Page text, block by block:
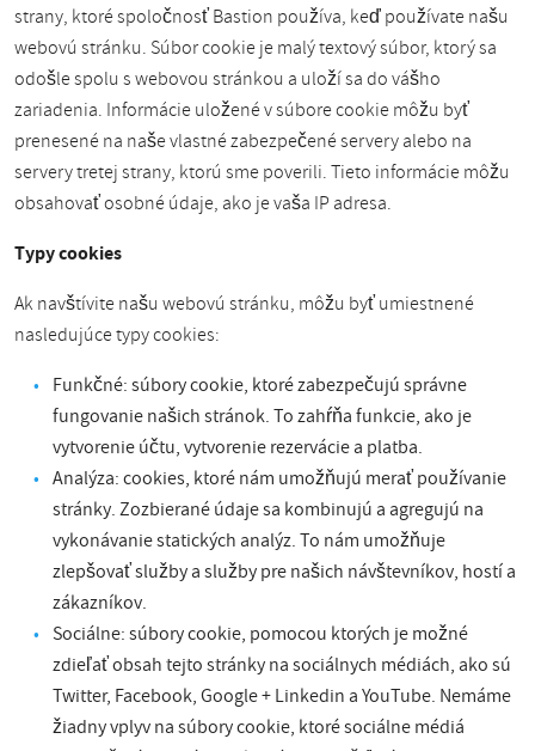
strany, ktoré spoločnosť Bastion používa, keď používate našu
webovú stránku. Súbor cookie je malý textový súbor, ktorý sa
odošle spolu s webovou stránkou a uloží sa do vášho
zariadenia. Informácie uložené v súbore cookie môžu byť
prenesené na naše vlastné zabezpečené servery alebo na
servery tretej strany, ktorú sme poverili. Tieto informácie môžu
obsahovať osobné údaje, ako je vaša IP adresa.
Typy cookies
Ak navštívite našu webovú stránku, môžu byť umiestnené
nasledujúce typy cookies:
Funkčné: súbory cookie, ktoré zabezpečujú správne
fungovanie našich stránok. To zahŕňa funkcie, ako je
vytvorenie účtu, vytvorenie rezervácie a platba.
Analýza: cookies, ktoré nám umožňujú merať používanie
stránky. Zozbierané údaje sa kombinujú a agregujú na
vykonávanie statických analýz. To nám umožňuje
zlepšovať služby a služby pre našich návštevníkov, hostí a
zákazníkov.
Sociálne: súbory cookie, pomocou ktorých je možné
zdieľať obsah tejto stránky na sociálnych médiách, ako sú
Twitter, Facebook, Google + Linkedin a YouTube. Nemáme
žiadny vplyv na súbory cookie, ktoré sociálne médiá